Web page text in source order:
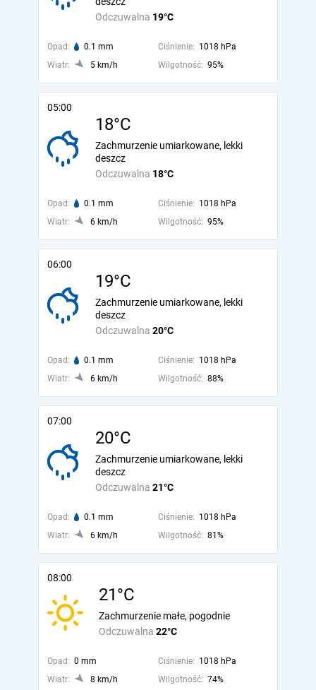
Odczuwalna 19°C
Opad: 0.1 mm Ciśnienie: 1018 hPa
Wiatr:
5 km/h Wilgotność: 95%
05:00
18°C
Odczuwalna 18°C
Zachmurzenie umiarkowane, lekki
deszcz
Opad: 0.1 mm Ciśnienie: 1018 hPa
Wiatr:
6 km/h Wilgotność: 95%
06:00
19°C
Odczuwalna 20°C
Zachmurzenie umiarkowane, lekki
deszcz
Opad: 0.1 mm Ciśnienie: 1018 hPa
Wiatr:
6 km/h Wilgotność: 88%
07:00
20°C
Odczuwalna 21°C
Zachmurzenie umiarkowane, lekki
deszcz
Opad: 0.1 mm Ciśnienie: 1018 hPa
Wiatr:
6 km/h Wilgotność: 81%
08:00
21°C
Odczuwalna 22°C
Zachmurzenie małe, pogodnie
Opad: 0 mm Ciśnienie: 1018 hPa
Wiatr:
8 km/h Wilgotność: 74%